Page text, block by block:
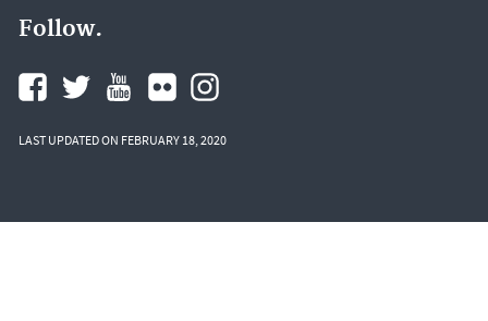
Follow.
LAST UPDATED ON FEBRUARY 18, 2020